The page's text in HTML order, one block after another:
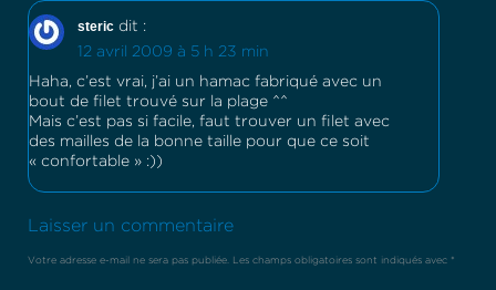
steric dit :
12 avril 2009 à 5 h 23 min
Haha, c’est vrai, j’ai un hamac fabriqué avec un
bout de filet trouvé sur la plage ^^
Mais c’est pas si facile, faut trouver un filet avec
des mailles de la bonne taille pour que ce soit
« confortable » :))
Laisser un commentaire
Votre adresse e-mail ne sera pas publiée. Les champs obligatoires sont indiqués avec *